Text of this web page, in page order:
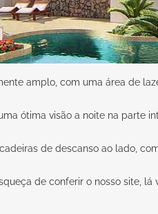
amplo, com uma área de
ótima visão a noite na parte
de descanso ao lado,
de conferir o nosso site,